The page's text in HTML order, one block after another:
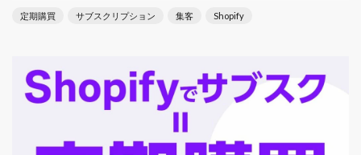
定期購買 サブスクリプション 集客 Shopify